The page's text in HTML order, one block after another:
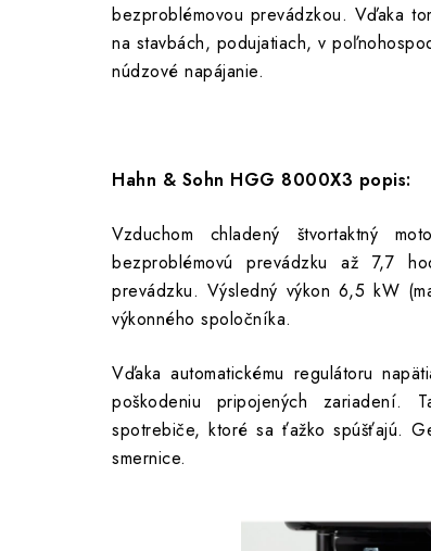
16 €
bezproblémovou prevádzkou. Vďaka
na stavbách, podujatiach, v
núdzové napájanie.
Hahn & Sohn HGG 8000X3 popis:
Vzduchom chladený štvortaktný
bezproblémovú prevádzku až 7,7
prevádzku. Výsledný výkon 6,5 kW
výkonného spoločníka.
Vďaka automatickému regulátoru
poškodeniu pripojených zariadení.
spotrebiče, ktoré sa ťažko spúšťajú.
smernice.